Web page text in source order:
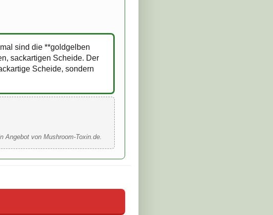
sind die **goldgelben
sackartigen Scheide. Der
Scheide, sondern
Angebot von Mushroom-Toxin.de.